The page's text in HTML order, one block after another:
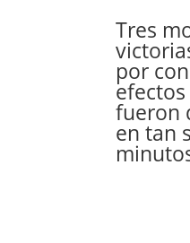
Tres
por
fueron
en tan